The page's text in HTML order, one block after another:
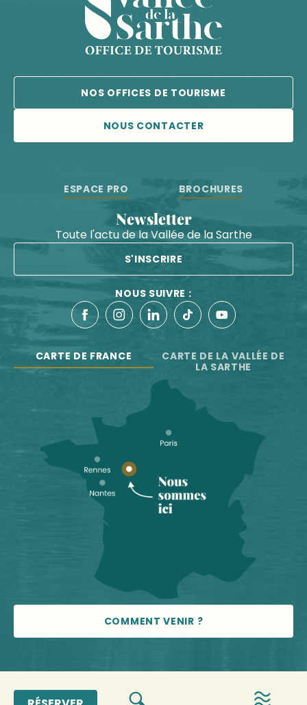
NOS OFFICES DE TOURISME
NOUS CONTACTER
ESPACE PRO BROCHURES
Newsletter
Toute l'actu de la Vallée de la Sarthe
S'INSCRIRE
NOUS SUIVRE :
CARTE DE FRANCE
CARTE DE LA VALLÉE DE
LA SARTHE
COMMENT VENIR ?
© 2026 Vallée de la Sarthe